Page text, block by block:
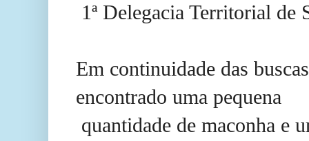
1ª Delegacia Territorial
Em continuidade das
encontrado uma pequena
quantidade de maconha e